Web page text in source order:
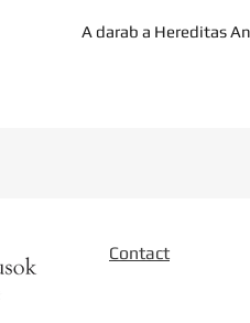
A darab a Hereditas
Contact